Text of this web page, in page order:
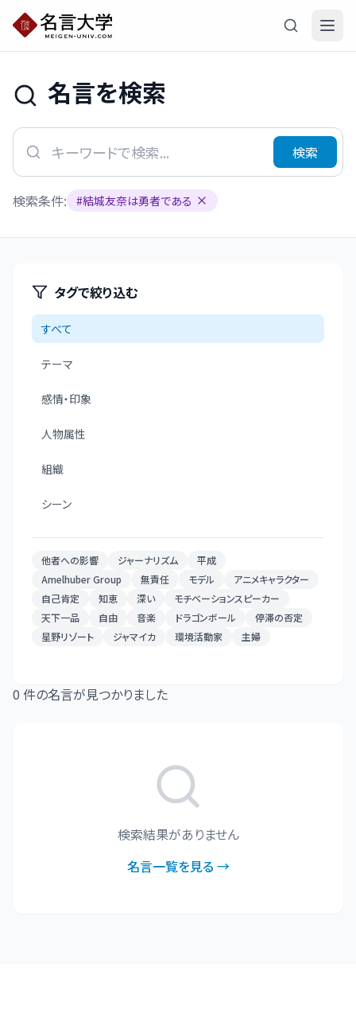
名言を検索
検索
検索条件: #結城友奈は勇者である
タグで絞り込む
すべて
テーマ
感情・印象
人物属性
組織
シーン
他者への影響 ジャーナリズム
平成
Amelhuber Group
無責任 モデル
アニメキャラクター
自己肯定
知恵 深い
モチベーションスピーカー
天下一品
自由 音楽 ドラゴンボール
停滞の否定
星野リゾート
ジャマイカ 環境活動家 主婦
0 件の名言が見つかりました
検索結果がありません
名言一覧を見る →